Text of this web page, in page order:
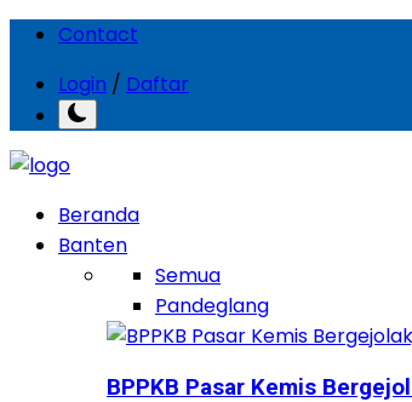
Contact
Login / Daftar
Beranda
Banten
Semua
Pandeglang
BPPKB Pasar Kemis